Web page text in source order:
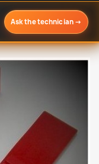
Ask the technician →